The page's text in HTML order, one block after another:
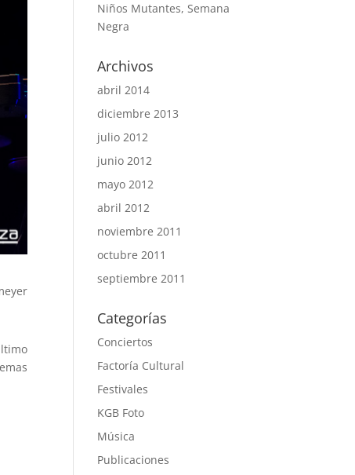
Niños Mutantes, Semana
Negra
Archivos
abril 2014
diciembre 2013
julio 2012
junio 2012
mayo 2012
abril 2012
noviembre 2011
octubre 2011
septiembre 2011
Categorías
Conciertos
Factoría Cultural
Festivales
KGB Foto
Música
Publicaciones